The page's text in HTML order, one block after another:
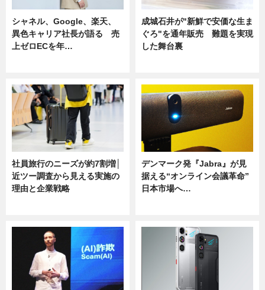
シャネル、Google、楽天、
異色キャリア社長が語る 売
上ゼロECを年…
成城石井が"新鮮で安価な生ま
ぐろ"を通年販売 難題を実現
した舞台裏
社員旅行のニーズが約7割増│
近ツー調査から見える実施の
理由と企業戦略
デンマーク発『Jabra』が見
据える“オンライン会議革命”
日本市場へ…